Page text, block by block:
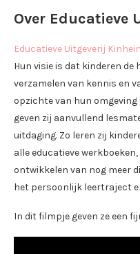
Over Educatieve
Educatieve Uitgeverij
Hun visie is dat kinderen de
verzamelen van kennis en
opzichte van hun
geven zij aanvullend
uitdaging. Zo leren zij
alle educatieve
ontwikkelen van nog meer
het persoonlijk leertraject
In dit filmpje geven ze een